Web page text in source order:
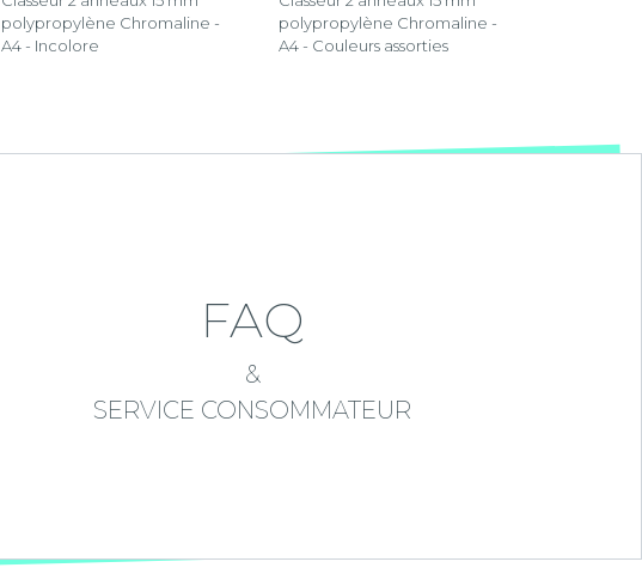
polypropylène Chromaline -
A4 - Incolore
polypropylène Chromaline -
A4 - Couleurs assorties
FAQ
&
SERVICE CONSOMMATEUR